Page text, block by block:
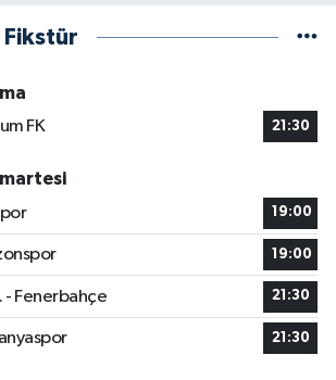
Fikstür
FK
21:30
19:00
19:00
- Fenerbahçe 21:30
21:30